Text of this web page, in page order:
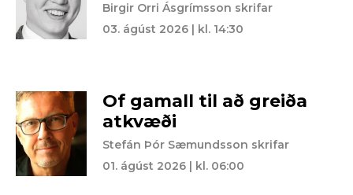
Birgir Orri Ásgrímsson skrifar
03. ágúst 2026 | kl. 14:30
Of gamall til að greiða
atkvæði
Stefán Þór Sæmundsson skrifar
01. ágúst 2026 | kl. 06:00